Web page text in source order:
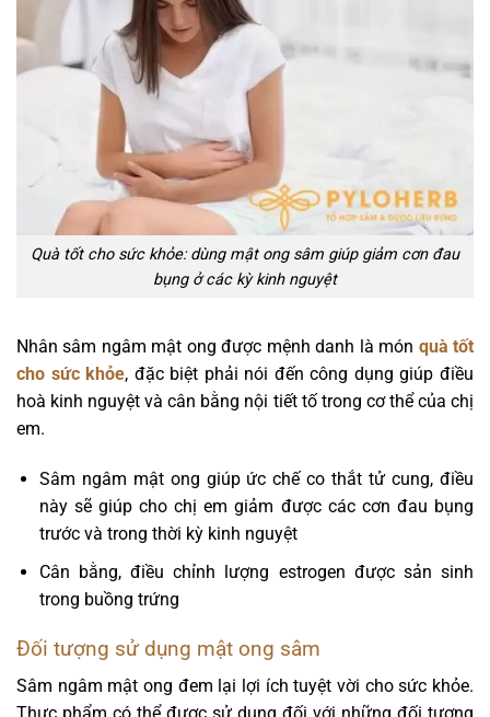
Quà tốt cho sức khỏe: dùng mật ong sâm giúp giảm cơn đau
bụng ở các kỳ kinh nguyệt
Nhân sâm ngâm mật ong được mệnh danh là món quà tốt
cho sức khỏe, đặc biệt phải nói đến công dụng giúp điều
hoà kinh nguyệt và cân bằng nội tiết tố trong cơ thể của chị
em.
Sâm ngâm mật ong giúp ức chế co thắt tử cung, điều
này sẽ giúp cho chị em giảm được các cơn đau bụng
trước và trong thời kỳ kinh nguyệt
Cân bằng, điều chỉnh lượng estrogen được sản sinh
trong buồng trứng
Đối tượng sử dụng mật ong sâm
Sâm ngâm mật ong đem lại lợi ích tuyệt vời cho sức khỏe.